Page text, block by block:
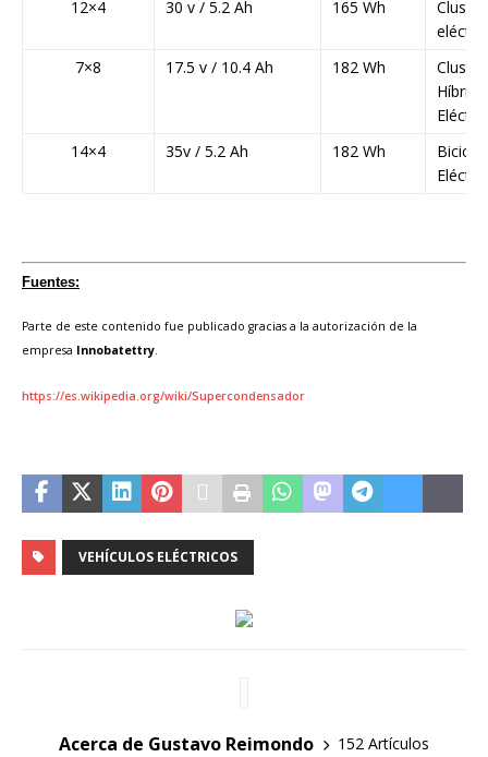
12×4 30 v / 5.2 Ah 165 Wh
7×8
17.5 v / 10.4 Ah 182 Wh
Cluster
14×4
35v / 5.2 Ah 182 Wh
Fuentes:
Parte de este contenido fue publicado gracias a la autorización de la
empresa Innobatettry.
https://es.wikipedia.org/wiki/Supercondensador
VEHÍCULOS ELÉCTRICOS
Acerca de Gustavo Reimondo
152 Artículos